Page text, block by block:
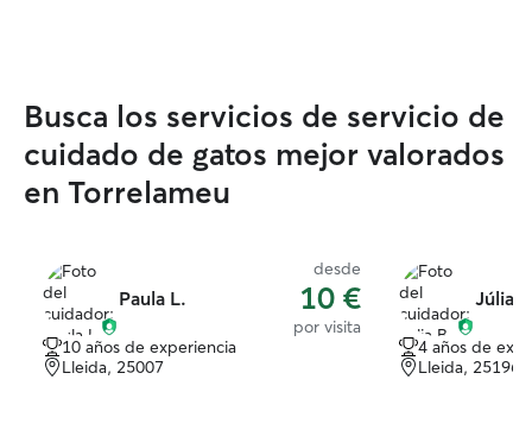
Busca los servicios de servicio de
cuidado de gatos mejor valorados
en Torrelameu
Paula L.
desde
10 €
por visita
10 años de experiencia
Lleida, 25007
Júlia
4 años de
Lleida, 25196